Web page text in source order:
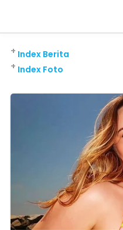
Index Berita
+
Index Foto
+